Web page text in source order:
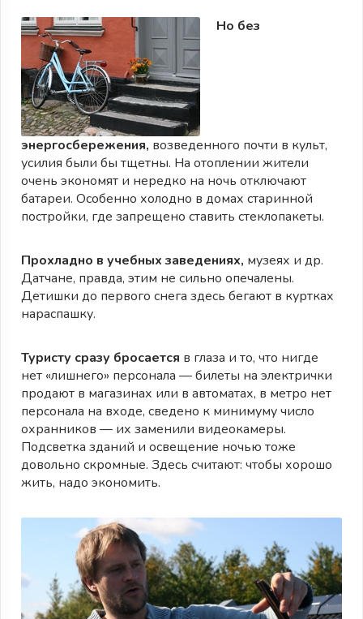
Но без
энергосбережения, возведенного почти в культ,
усилия были бы тщетны. На отоплении жители
очень экономят и нередко на ночь отключают
батареи. Особенно холодно в домах старинной
постройки, где запрещено ставить стеклопакеты.
Прохладно в учебных заведениях, музеях и др.
Датчане, правда, этим не сильно опечалены.
Детишки до первого снега здесь бегают в куртках
нараспашку.
Туристу сразу бросается в глаза и то, что нигде
нет «лишнего» персонала — билеты на электрички
продают в магазинах или в автоматах, в метро нет
персонала на входе, сведено к минимуму число
охранников — их заменили видеокамеры.
Подсветка зданий и освещение ночью тоже
довольно скромные. Здесь считают: чтобы хорошо
жить, надо экономить.